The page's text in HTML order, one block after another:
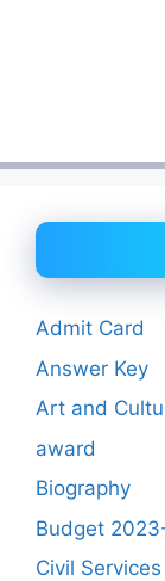
Admit Card
Answer Key
Art and
award
Biography
Budget
Civil